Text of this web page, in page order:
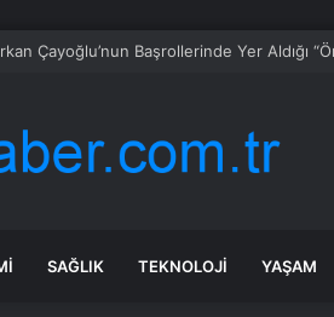
SAĞLIK TEKNOLOJI YAŞAM